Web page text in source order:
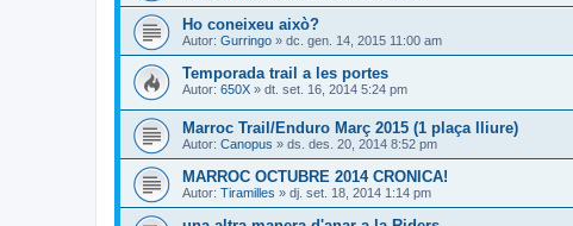
Ho coneixeu això?
Autor: Gurringo » dc. gen. 14, 2015 11:00 am
Temporada trail a les portes
Autor: 650X » dt. set. 16, 2014 5:24 pm
Marroc Trail/Enduro Març 2015 (1 plaça lliure)
Autor: Canopus » ds. des. 20, 2014 8:52 pm
MARROC OCTUBRE 2014 CRONICA!
Autor: Tiramilles » dj. set. 18, 2014 1:14 pm